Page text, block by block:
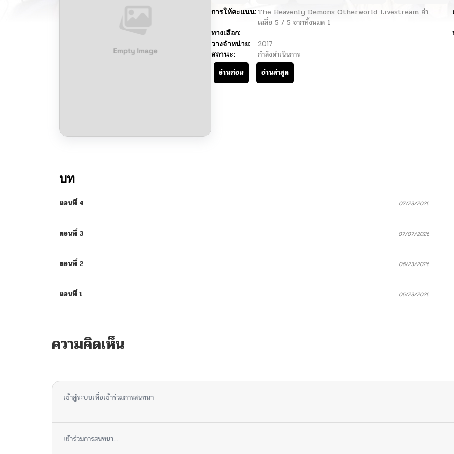
การให้คะแนน: The Heavenly Demons Otherworld Livestream ค่า
เฉลี่ย 5 / 5 จากทั้งหมด 1
ทางเลือก:
วางจำหน่าย:
2017
สถานะ:
กำลังดำเนินการ
อ่านก่อน
อ่านล่าสุด
บท
ตอนที่ 4 07/23/2026
ตอนที่ 3 07/07/2026
ตอนที่ 2 06/23/2026
ตอนที่ 1 06/23/2026
ความคิดเห็น
เข้าสู่ระบบเพื่อเข้าร่วมการสนทนา
เข้าร่วมการสนทนา...